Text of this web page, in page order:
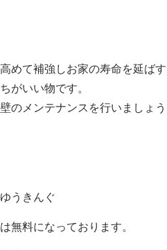
めて補強しお家の寿命を延ばす
がいい物です。
のメンテナンスを行いましょう
うきんぐ
無料になっております。